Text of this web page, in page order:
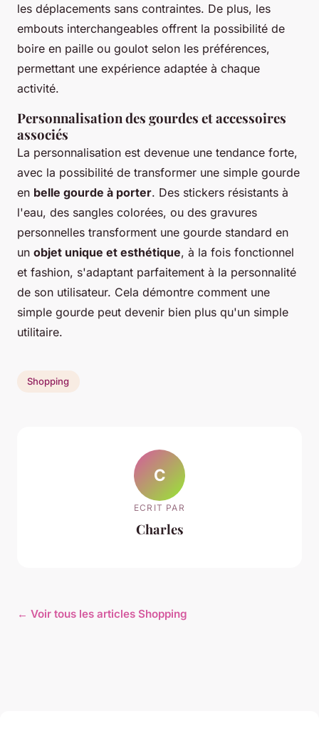
les déplacements sans contraintes. De plus, les
embouts interchangeables offrent la possibilité de
boire en paille ou goulot selon les préférences,
permettant une expérience adaptée à chaque
activité.
Personnalisation des gourdes et accessoires
associés
La personnalisation est devenue une tendance forte,
avec la possibilité de transformer une simple gourde
en belle gourde à porter. Des stickers résistants à
l'eau, des sangles colorées, ou des gravures
personnelles transforment une gourde standard en
un objet unique et esthétique, à la fois fonctionnel
et fashion, s'adaptant parfaitement à la personnalité
de son utilisateur. Cela démontre comment une
simple gourde peut devenir bien plus qu'un simple
utilitaire.
Shopping
C
ECRIT PAR
Charles
← Voir tous les articles Shopping